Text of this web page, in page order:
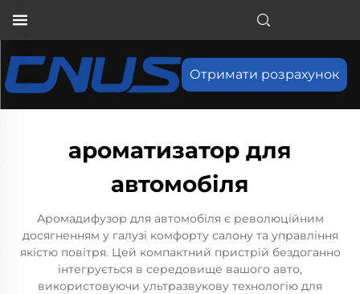
Отримати розрахунок
ароматизатор для
автомобіля
Аромадифузор для автомобіля є революційним
досягненням у галузі комфорту салону та управління
якістю повітря. Цей компактний пристрій бездоганно
інтегрується в середовище вашого авто,
використовуючи ультразвукову технологію для